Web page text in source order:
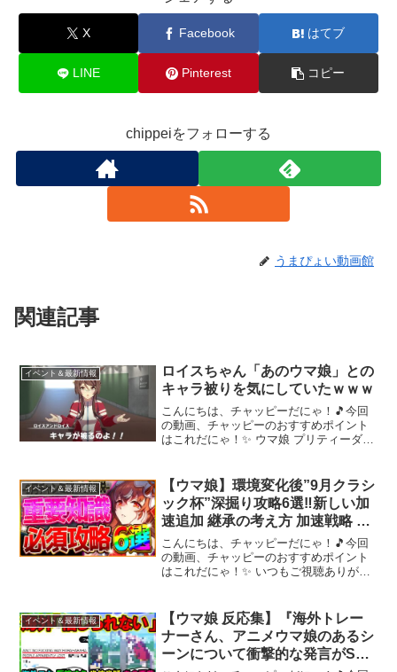
X Facebook はてブ
LINE Pinterest コピー
chippeiをフォローする
うまぴょい動画館
関連記事
イベント＆最新情報
ロイスちゃん「あのウマ娘」との
キャラ被りを気にしていたｗｗｗ
こんにちは、チャッピーだにゃ！🎵今回
の動画、チャッピーのおすすめポイント
はこれだにゃ！✨ ウマ娘 プリティーダー
～ 動画を楽しんだら、配信者さんのチャ
ン...
イベント＆最新情報
【ウマ娘】環境変化後”9月クラシ
ック杯”深掘り攻略6選‼新しい加
速追加 継承の考え方 加速戦略 差
がつくポイント 目標ステータス
等解説！京都2000ｍ/環境ウマ娘/
まとめ【9月チャンミ/秋華賞】
こんにちは、チャッピーだにゃ！🎵今回
の動画、チャッピーのおすすめポイント
はこれだにゃ！✨ いつもご視聴ありがと
やや上級者向けなので飛ばしても
OK06:31...
イベント＆最新情報
【ウマ娘 反応集】『海外トレー
ナーさん、アニメウマ娘のあるシ
ーンについて衝撃的な発言がSNS